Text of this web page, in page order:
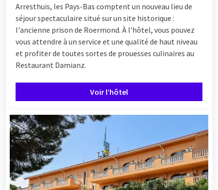
Arresthuis, les Pays-Bas comptent un nouveau lieu de
séjour spectaculaire situé sur un site historique :
l'ancienne prison de Roermond. À l'hôtel, vous pouvez
vous attendre à un service et une qualité de haut niveau
et profiter de toutes sortes de prouesses culinaires au
Restaurant Damianz.
Voir l’hôtel